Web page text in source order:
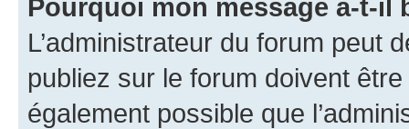
Pourquoi mon message a-t-il
L’administrateur du forum peut
publiez sur le forum doivent
également possible que